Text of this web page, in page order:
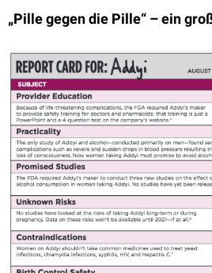
„Pille gegen die Pille“ – ein